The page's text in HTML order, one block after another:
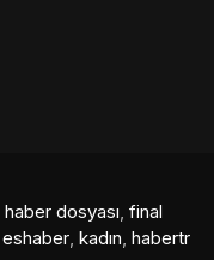
haber dosyası, final
eshaber, kadın, habertr